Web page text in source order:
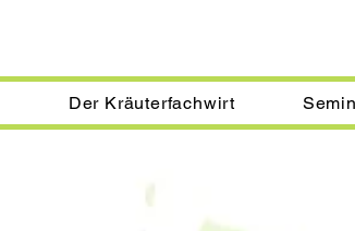
Der Kräuterfachwirt